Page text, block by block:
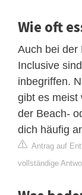
Wie oft
Auch bei der
Inclusive
inbegriffen.
gibt es meist
der Beach-
dich häufig
Antrag auf
vollständige